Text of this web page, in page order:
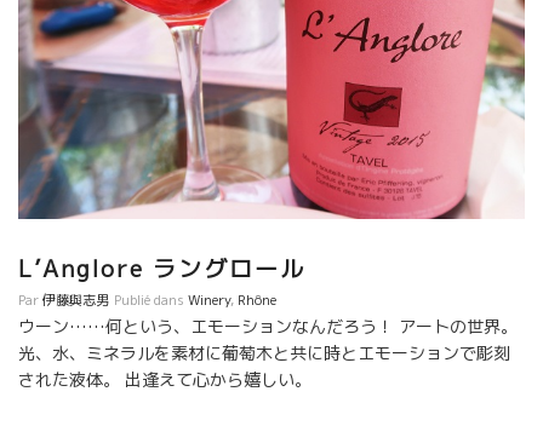
ジャンボン、ラングロール、ヴァランタン・ヴァレスなど 色んな
タイプの醸造家と逢って勉強している。 何より人間性が良い。
山が好きで暇がればピレネーの山に入る。自然を尊重して心より
愛している。 まだ、キチットした醸造設備が整っているわけでは
ない。 物理的要素が少しずつ整ってくるだろう。 色んな要素から
見て本気で将来が楽しみな人がでたものだ。 ずっと見守りたい人
だ。 2017年産も素晴らしかった。
L’Anglore ラングロール
Par伊藤與志男 Publié dans Winery, Rhône
ウーン……何という、エモーションなんだろう！ アートの世界。
光、水、ミネラルを素材に葡萄木と共に時とエモーションで彫刻
された液体。 出逢えて心から嬉しい。